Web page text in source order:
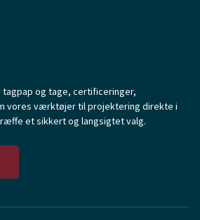
tagpap og tage, certificeringer,
vores værktøjer til projektering direkte i
et sikkert og langsigtet valg.